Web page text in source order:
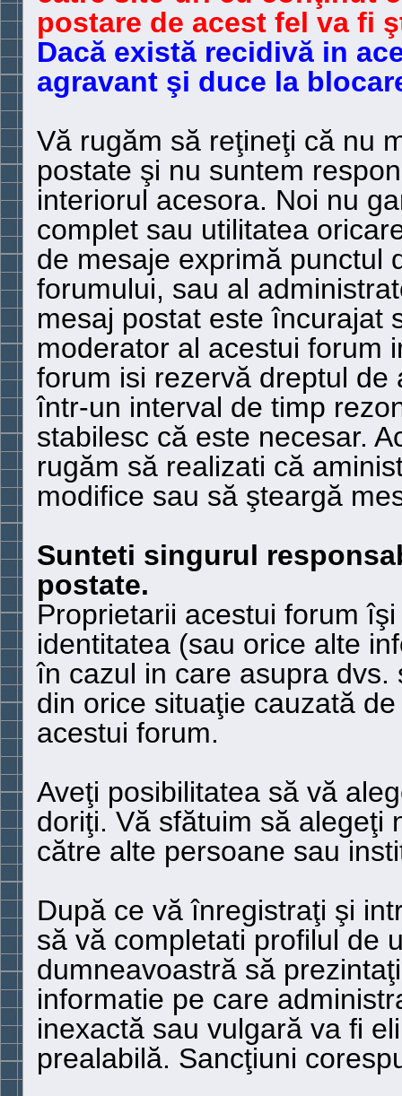
postare de acest fel va fi
Dacă există recidivă in
agravant şi duce la
Vă rugăm să reţineţi că nu
postate şi nu suntem
interiorul acesora. Noi nu
complet sau utilitatea
de mesaje exprimă punctul
forumului, sau al
mesaj postat este încurajat
moderator al acestui forum
forum isi rezervă dreptul
într-un interval de timp
stabilesc că este necesar.
rugăm să realizati că
modifice sau să şteargă
Sunteti singurul
postate.
Proprietarii acestui forum
identitatea (sau orice alte
în cazul in care asupra
din orice situaţie cauzată
acestui forum.
Aveţi posibilitatea să vă
doriţi. Vă sfătuim să alegeţi
către alte persoane sau
După ce vă înregistraţi şi
să vă completati profilul de
dumneavoastră să
informatie pe care
inexactă sau vulgară va fi
prealabilă. Sancţiuni